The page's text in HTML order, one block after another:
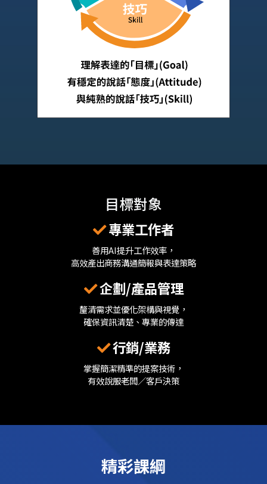
目標對象
專業工作者
善用AI提升工作效率，
高效產出商務溝通簡報與表達策略
企劃/產品管理
釐清需求並優化架構與視覺，
確保資訊清楚、專業的傳達
行銷/業務
掌握簡潔精準的提案技術，
有效說服老闆／客戶決策
精彩課綱